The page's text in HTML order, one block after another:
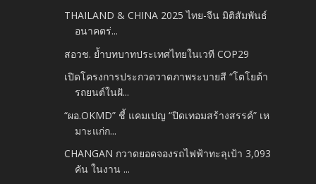
THAILAND & CHINA 2025 ไทย-จีน มิติสัมพันธ์
อนาคตร่...
สอวช. ย้ำบทบาทประเทศไทยในเวที COP29
เปิดโครงการประกวดวาดภาพระบายสี “โตโยต้า
รถยนต์ในฝั...
“ผอ.OKMD” ชี้ แคมเปญ “ปิดเทอมสร้างสรรค์” เห
มาะแก่ก...
CHANGAN กวาดยอดจองรถไฟฟ้าทะลุเป้า 3,093
คัน ในงาน ...